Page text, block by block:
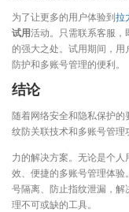
为了让更多的用户体验到拉
试用活动。只需联系客服
的强大之处。试用期间，
防护和多账号管理的便利。
结论
随着网络安全和隐私保护
纹防关联技术和多账号管
力的解决方案。无论是个
效、便捷的多账号管理体
号隔离、防止指纹泄漏，
理不可或缺的工具。